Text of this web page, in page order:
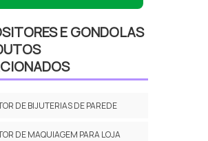
E GONDOLAS
DE BIJUTERIAS DE PAREDE
DE MAQUIAGEM PARA LOJA